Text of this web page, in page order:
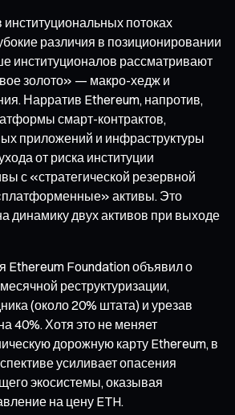
потоках
различия в позиционировании
институционалов рассматривают
золото» — макро-хедж и
Нарратив Ethereum, напротив,
смарт-контрактов,
приложений и инфраструктуры
от риска институции
с «стратегической резервной
активы. Это
динамику двух активов при выходе
Ethereum Foundation объявил о
реструктуризации,
(около 20% штата) и урезав
40%. Хотя это не меняет
дорожную карту Ethereum, в
усиливает опасения
экосистемы, оказывая
на цену ETH.